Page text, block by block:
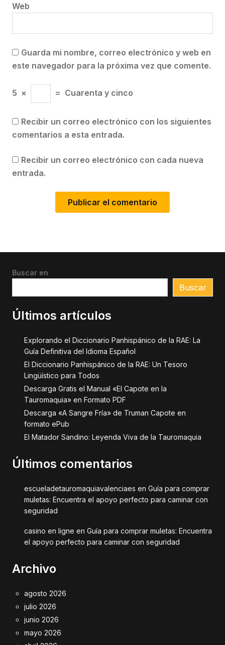
Web
Guarda mi nombre, correo electrónico y web en
este navegador para la próxima vez que comente.
5 × = Cuarenta y cinco
Recibir un correo electrónico con los siguientes
comentarios a esta entrada.
Recibir un correo electrónico con cada nueva
entrada.
Buscar en
Buscar
Últimos artículos
Explorando el Diccionario Panhispánico de la RAE: La
Guía Definitiva del Idioma Español
El Diccionario Panhispánico de la RAE: Un Tesoro
Lingüístico para Todos
Descarga Gratis el Manual «El Capote en la
Tauromaquia» en Formato PDF
Descarga «A Sangre Fría» de Truman Capote en
formato ePub
El Matador Sandino: Leyenda Viva de la Tauromaquia
Últimos comentarios
escueladetauromaquiavalenciaes en Guía para comprar
muletas: Encuentra el apoyo perfecto para caminar con
seguridad
casino en ligne en Guía para comprar muletas: Encuentra
el apoyo perfecto para caminar con seguridad
Archivo
agosto 2026
julio 2026
junio 2026
mayo 2026